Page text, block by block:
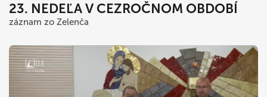
23. NEDEĽA V CEZROČNOM OBDOBÍ
záznam zo Zelenča